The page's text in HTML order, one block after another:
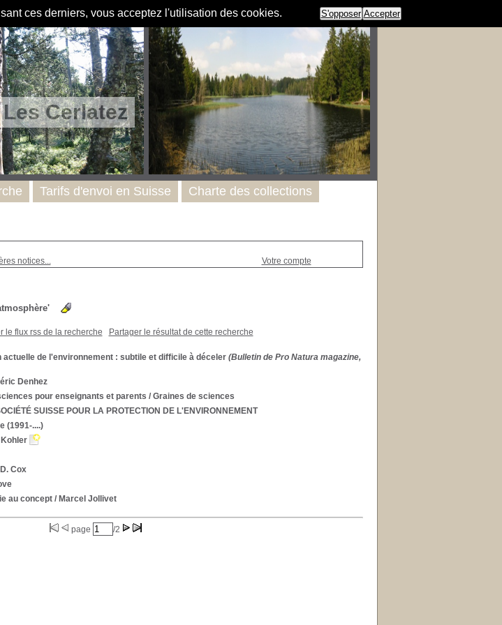
ces derniers, vous acceptez l'utilisation des cookies. S'opposer Accepter
Cerlatez
notices...
Votre compte
le flux rss de la recherche Partager le résultat de cette recherche
actuelle de l'environnement : subtile et difficile à déceler(Bulletin de Pro Natura magazine,
Denhez
pour enseignants et parents / Graines de sciences
SUISSE POUR LA PROTECTION DE L'ENVIRONNEMENT
(1991-....)
Cox
au concept/ Marcel Jollivet
page /2
Tarifs d'envoi en Suisse Charte des collections